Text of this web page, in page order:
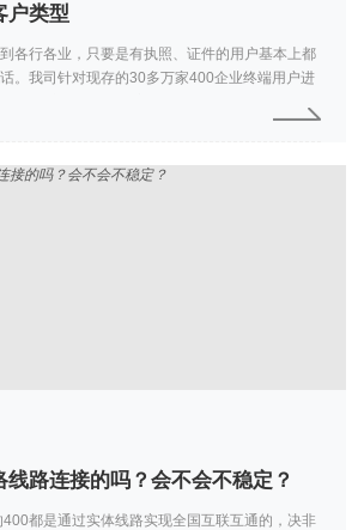
户类型
各行各业，只要是有执照、证件的用户基本上都
。我司针对现存的30多万家400企业终端用户进
线路连接的吗？会不会不稳定？
都是通过实体线路实现全国互联互通的，决非